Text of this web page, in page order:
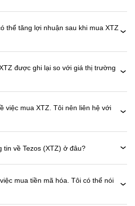
thể tăng lợi nhuận sau khi mua XTZ
được ghi lại so với giá thị trường
việc mua XTZ. Tôi nên liên hệ với
tin về Tezos (XTZ) ở đâu?
mua tiền mã hóa. Tôi có thể nói